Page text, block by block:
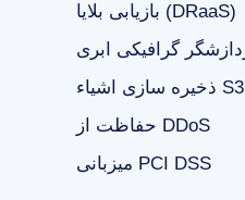
بازیابی بلایا (DRaaS)
گرافیکی ابری
ذخیره سازی اشیاء S3
حفاظت از DDoS
میزبانی PCI DSS